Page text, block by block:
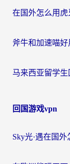
回国游戏vpn